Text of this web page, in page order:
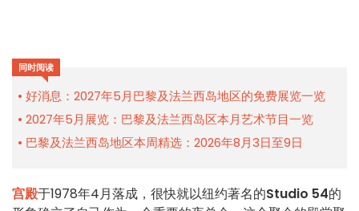
同时阅读
好消息：2027年5月巴黎及法兰西岛地区的免费展览一览
2027年5月展览：巴黎及法兰西岛区本月艺术节目一览
巴黎及法兰西岛地区本周精选：2026年8月3日至9日
宫殿于1978年4月落成，很快就以纽约著名的Studio 54的